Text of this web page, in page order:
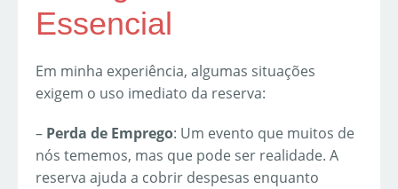
Essencial
Em minha experiência, algumas situações
exigem o uso imediato da reserva:
– Perda de Emprego: Um evento que muitos de
nós tememos, mas que pode ser realidade. A
reserva ajuda a cobrir despesas enquanto